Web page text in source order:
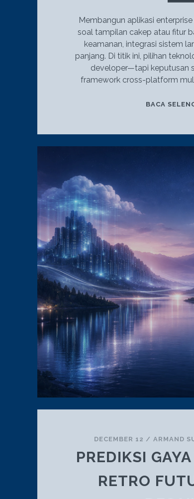
Membangun aplikasi
soal tampilan cakep atau fitur
keamanan, integrasi sistem
panjang. Di titik ini, pilihan
developer—tapi keputusan
framework cross-platform
BACA
DECEMBER 12 / ARMAND
PREDIKSI
RETRO